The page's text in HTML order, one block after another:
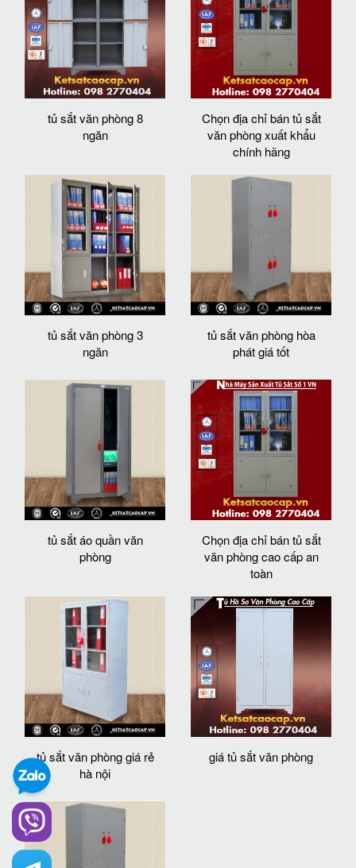
tủ sắt văn phòng 8
ngăn
Chọn địa chỉ bán tủ sắt
văn phòng xuất khẩu
chính hãng
tủ sắt văn phòng 3
ngăn
tủ sắt văn phòng hòa
phát giá tốt
tủ sắt áo quần văn
phòng
Chọn địa chỉ bán tủ sắt
văn phòng cao cấp an
toàn
tủ sắt văn phòng giá rẻ
hà nội
giá tủ sắt văn phòng